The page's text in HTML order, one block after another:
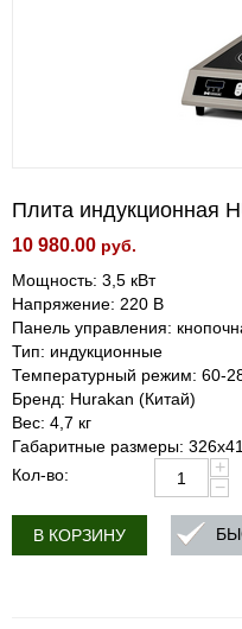
Плита индукционная
10 980.00 руб.
Мощность: 3,5 кВт
Напряжение: 220 В
Панель управления:
Тип: индукционные
Температурный режим: 60-
Бренд: Hurakan (Китай)
Вес: 4,7 кг
Габаритные размеры:
Кол-во:
+
−
В КОРЗИНУ